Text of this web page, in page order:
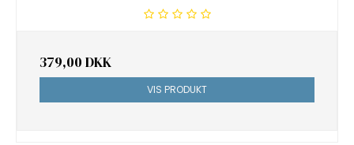
379,00 DKK
VIS PRODUKT